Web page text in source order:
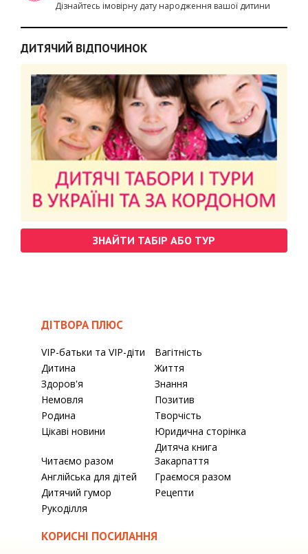
Дізнайтесь імовірну дату народження вашої дитини
ДИТЯЧИЙ ВІДПОЧИНОК
ЗНАЙТИ ТАБІР АБО ТУР
ДІТВОРА ПЛЮС
VIP-батьки та VIP-діти
Вагітність
Дитина
Життя
Здоров'я
Знання
Немовля
Позитив
Родина
Творчість
Цікаві новини
Юридична сторінка
Читаємо разом
Дитяча книга
Закарпаття
Англійська для дітей
Граємося разом
Дитячий гумор
Рецепти
Рукоділля
КОРИСНІ ПОСИЛАННЯ